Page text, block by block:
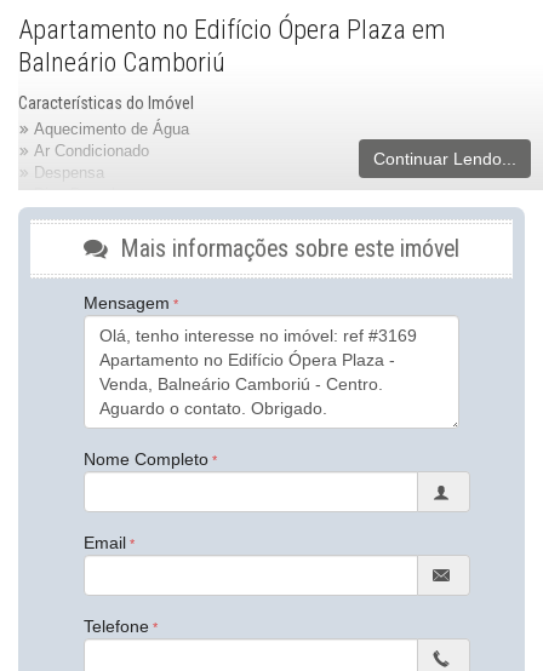
Apartamento no Edifício Ópera Plaza em
Balneário Camboriú
Características do Imóvel
Aquecimento de Água
Ar Condicionado
Despensa
Piso Porcelanato
Andar Alto
Decorado
Móveis Planejados
Área de Serviço
Sacada com Churrasqueira
Sala de Estar
Sala de Jantar
Cozinha Americana
Hidromassagem
Salão de Festas
Cinema
Piscina
Captação de Água
Portão Eletrônico
Continuar Lendo...
Mais informações sobre este imóvel
Mensagem
Nome Completo
Email
Telefone